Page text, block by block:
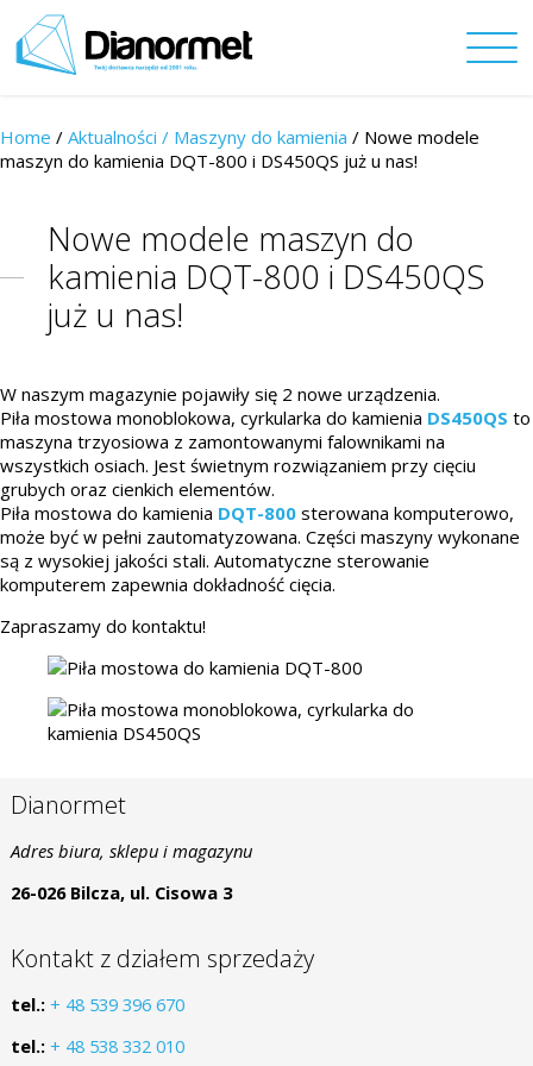
Home / Aktualności / Maszyny do kamienia / Nowe modele
maszyn do kamienia DQT-800 i DS450QS już u nas!
Nowe modele maszyn do
kamienia DQT-800 i DS450QS
już u nas!
W naszym magazynie pojawiły się 2 nowe urządzenia.
Piła mostowa monoblokowa, cyrkularka do kamienia DS450QS to
maszyna trzyosiowa z zamontowanymi falownikami na
wszystkich osiach. Jest świetnym rozwiązaniem przy cięciu
grubych oraz cienkich elementów.
Piła mostowa do kamienia DQT-800 sterowana komputerowo,
może być w pełni zautomatyzowana. Części maszyny wykonane
są z wysokiej jakości stali. Automatyczne sterowanie
komputerem zapewnia dokładność cięcia.
Zapraszamy do kontaktu!
Dianormet
Adres biura, sklepu i magazynu
26-026 Bilcza, ul. Cisowa 3
Kontakt z działem sprzedaży
tel.: + 48 539 396 670
tel.: + 48 538 332 010